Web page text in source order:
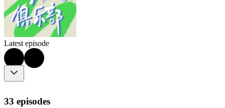
Latest episode
33 episodes